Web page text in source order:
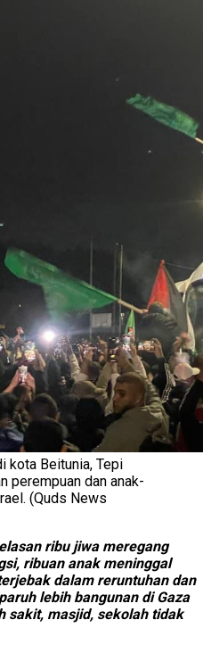
kota Beitunia, Tepi
perempuan dan anak-
(Quds News
ribu jiwa meregang
ribuan anak meninggal
dalam reruntuhan dan
lebih bangunan di Gaza
sakit, masjid, sekolah tidak